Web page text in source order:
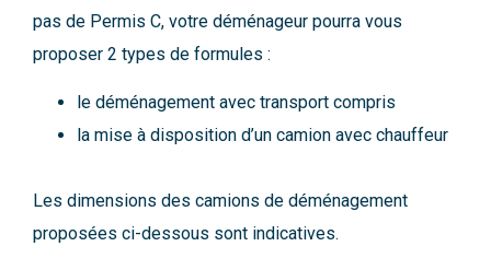
pas de Permis C, votre déménageur pourra vous
proposer 2 types de formules :
le déménagement avec transport compris
la mise à disposition d’un camion avec chauffeur
Les dimensions des camions de déménagement
proposées ci-dessous sont indicatives.